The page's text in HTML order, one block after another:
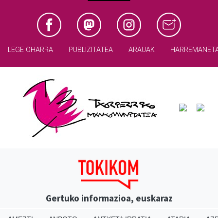
LEGE OHARRA PUBLIZITATEA ARAUAK
Gertuko informazioa, euskaraz